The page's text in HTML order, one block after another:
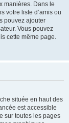
manières. Dans le
votre liste d’amis ou
pouvez ajouter
Vous pouvez
cette même page.
située en haut des
est accessible
sur toutes les pages